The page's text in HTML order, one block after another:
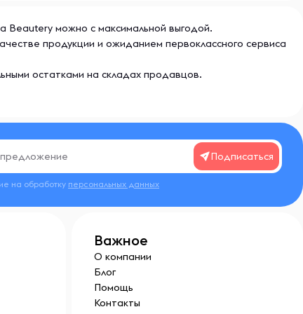
Beautery можно с максимальной выгодой.
продукции и ожиданием первоклассного сервиса
остатками на складах продавцов.
Подписаться
на обработку персональных данных
Важное
О компании
Блог
Помощь
Контакты